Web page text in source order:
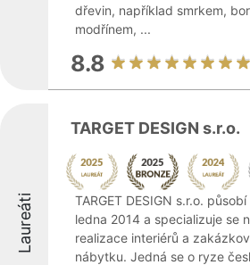
dřevin, například smrkem,
modřínem, ...
8.8
Laureáti
TARGET DESIGN s.r.o.
TARGET DESIGN s.r.o.
ledna 2014 a specializuje se
realizace interiérů a
nábytku. Jedná se o ryze